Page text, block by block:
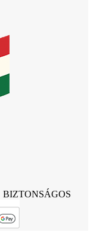
BIZTONSÁGOS